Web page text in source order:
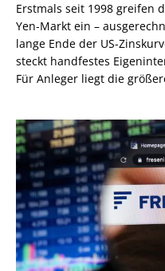
Erstmals seit 1998 greifen
Yen-Markt ein –
lange Ende der US-
steckt handfestes
Für Anleger liegt die